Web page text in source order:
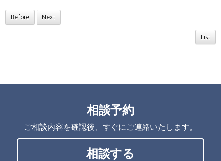
Before Next
List
相談予約
ご相談内容を確認後、すぐにご連絡いたします。
相談する